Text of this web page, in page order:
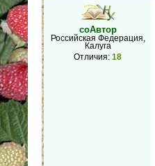
соАвтор
Российская Федерация,
Калуга
Отличия: 18